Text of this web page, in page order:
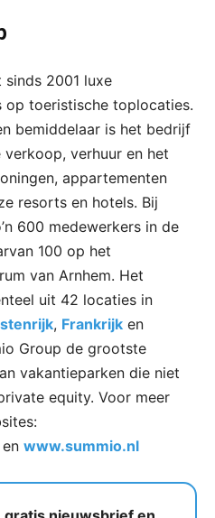
2001 luxe
op toeristische toplocaties.
bemiddelaar is het bedrijf
verhuur en het
appartementen
resorts en hotels. Bij
600 medewerkers in de
100 op het
van Arnhem. Het
uit 42 locaties in
, Frankrijk en
Group de grootste
vakantieparken die niet
equity. Voor meer
en www.summio.nl